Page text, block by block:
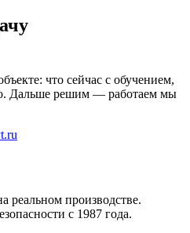
что сейчас с обучением,
Дальше решим — работаем мы
реальном производстве.
с 1987 года.